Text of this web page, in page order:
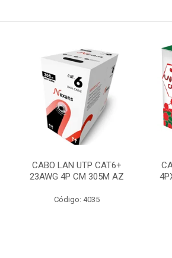
CABO LAN UTP CAT6+
23AWG 4P CM 305M AZ
Código: 4035